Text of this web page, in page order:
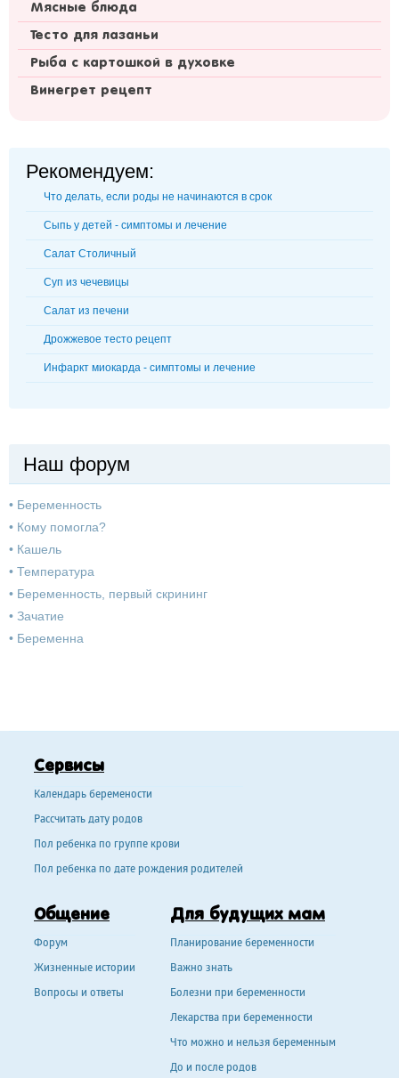
Мясные блюда
Тесто для лазаньи
Рыба с картошкой в духовке
Винегрет рецепт
Рекомендуем:
Что делать, если роды не начинаются в срок
Сыпь у детей - симптомы и лечение
Салат Столичный
Суп из чечевицы
Салат из печени
Дрожжевое тесто рецепт
Инфаркт миокарда - симптомы и лечение
Наш форум
• Беременность
• Кому помогла?
• Кашель
• Температура
• Беременность, первый скрининг
• Зачатие
• Беременна
Сервисы
Календарь беремености
Рассчитать дату родов
Пол ребенка по группе крови
Пол ребенка по дате рождения родителей
Общение
Форум
Жизненные истории
Вопросы и ответы
Для будущих мам
Планирование беременности
Важно знать
Болезни при беременности
Лекарства при беременности
Что можно и нельзя беременным
До и после родов